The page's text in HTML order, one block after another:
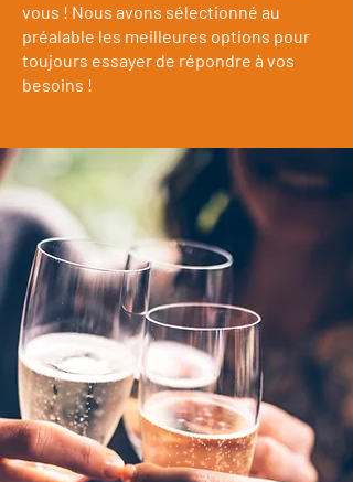
vous ! Nous avons sélectionné au
préalable les meilleures options pour
toujours essayer de répondre à vos
besoins !